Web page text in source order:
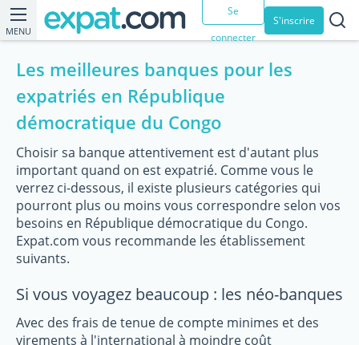
MENU
Se
connecter
S'inscrire
Les meilleures banques pour les
expatriés en République
démocratique du Congo
Choisir sa banque attentivement est d'autant plus
important quand on est expatrié. Comme vous le
verrez ci-dessous, il existe plusieurs catégories qui
pourront plus ou moins vous correspondre selon vos
besoins en République démocratique du Congo.
Expat.com vous recommande les établissement
suivants.
Si vous voyagez beaucoup : les néo-banques
Avec des frais de tenue de compte minimes et des
virements à l'international à moindre coût